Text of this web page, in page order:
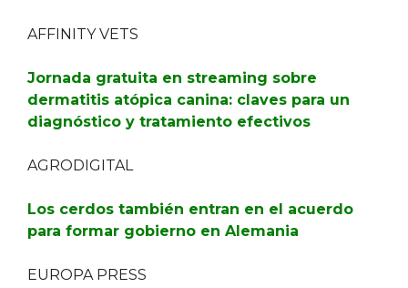
AFFINITY VETS
Jornada gratuita en streaming sobre
dermatitis atópica canina: claves para un
diagnóstico y tratamiento efectivos
AGRODIGITAL
Los cerdos también entran en el acuerdo
para formar gobierno en Alemania
EUROPA PRESS